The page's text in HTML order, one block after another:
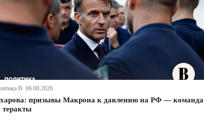
В· 06.08.2026
призывы Макрона к давлению на РФ — команда
теракты